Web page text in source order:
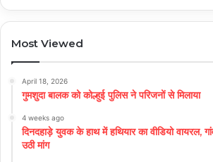
Most Viewed
April 18, 2026
गुमशुदा बालक को कोल्हुई पुलिस ने परिजनों से मिलाया
4 weeks ago
दिनदहाड़े युवक के हाथ में हथियार का वीडियो वायरल,
उठी मांग